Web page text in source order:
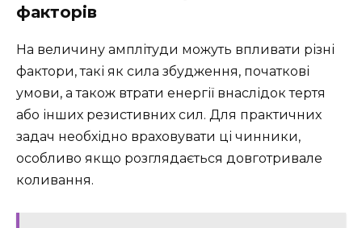
факторів
На величину амплітуди можуть впливати різні
фактори, такі як сила збудження, початкові
умови, а також втрати енергії внаслідок тертя
або інших резистивних сил. Для практичних
задач необхідно враховувати ці чинники,
особливо якщо розглядається довготривале
коливання.